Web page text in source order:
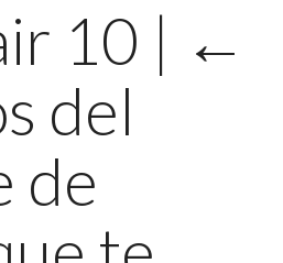
10 | ←
del
de